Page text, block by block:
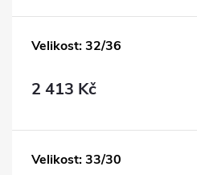
Velikost: 32/36
2 413 Kč
Velikost: 33/30